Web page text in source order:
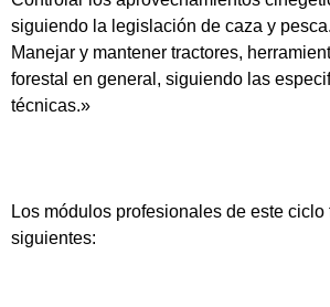
siguiendo la legislación de caza y pesca.
Manejar y mantener tractores,
forestal en general, siguiendo las
técnicas.»
Los módulos profesionales de este
siguientes: